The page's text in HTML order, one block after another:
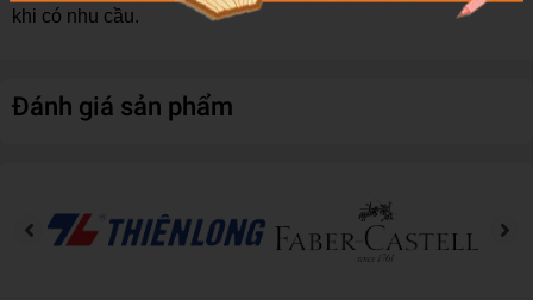
khi có nhu cầu.
Đánh giá sản phẩm